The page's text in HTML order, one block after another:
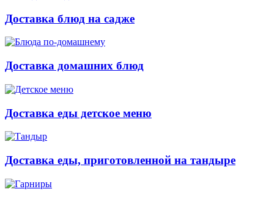
Доставка блюд на садже
Доставка домашних блюд
Доставка еды детское меню
Доставка еды, приготовленной на тандыре